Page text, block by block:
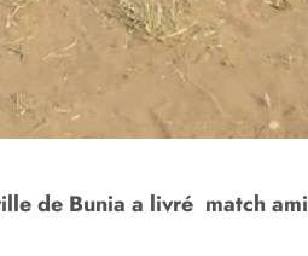
de Bunia a livré match